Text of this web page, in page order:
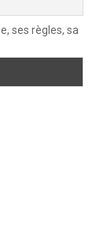
ses règles, sa